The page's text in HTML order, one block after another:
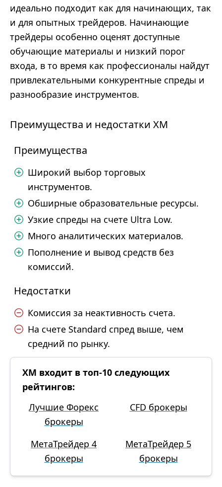
идеально подходит как для начинающих, так
и для опытных трейдеров. Начинающие
трейдеры особенно оценят доступные
обучающие материалы и низкий порог
входа, в то время как профессионалы найдут
привлекательными конкурентные спреды и
разнообразие инструментов.
Преимущества и недостатки XM
Преимущества
Широкий выбор торговых
инструментов.
Обширные образовательные ресурсы.
Узкие спреды на счете Ultra Low.
Много аналитических материалов.
Пополнение и вывод средств без
комиссий.
Недостатки
Комиссия за неактивность счета.
На счете Standard спред выше, чем
средний по рынку.
XM входит в топ-10 следующих
рейтингов:
Лучшие Форекс
брокеры
CFD брокеры
МетаТрейдер 4
брокеры
МетаТрейдер 5
брокеры